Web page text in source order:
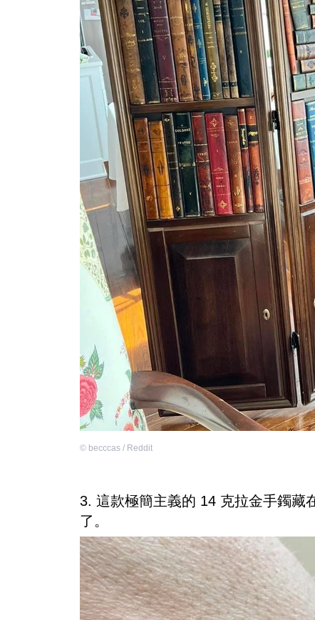
© becccas / Reddit
3. 這款極簡主義的 14 克拉金手鐲藏
了。